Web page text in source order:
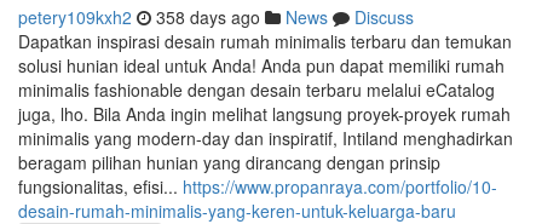
petery109kxh2 358 days ago News
Discuss
Dapatkan inspirasi desain rumah minimalis terbaru dan temukan
solusi hunian ideal untuk Anda! Anda pun dapat memiliki rumah
minimalis fashionable dengan desain terbaru melalui eCatalog
juga, lho. Bila Anda ingin melihat langsung proyek-proyek rumah
minimalis yang modern-day dan inspiratif, Intiland menghadirkan
beragam pilihan hunian yang dirancang dengan prinsip
fungsionalitas, efisi... https://www.propanraya.com/portfolio/10-
desain-rumah-minimalis-yang-keren-untuk-keluarga-baru